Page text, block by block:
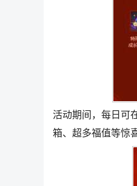
活动期间，每日可
箱、超多福值等惊